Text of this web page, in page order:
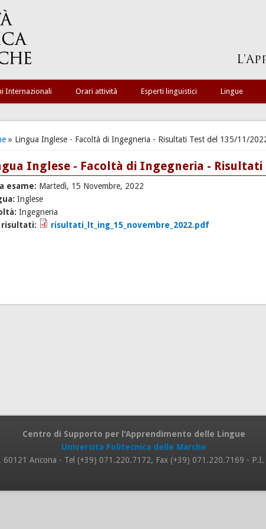
Internazionali Orari attività Esperti linguistici Lingue
qui
» Lingua Inglese - Facoltà di Ingegneria - Risultati Test del 135/11/
Inglese - Facoltà di Ingegneria - Risultati
esame: Martedì, 15 Novembre, 2022
Inglese
Ingegneria
risultati:
risultati_lt_ing_15_novembre_2022.pdf
Centro di Supporto per l'Apprendimento delle Lingue
Università Politecnica delle Marche
60121 Ancona - Tel (+39) 071.220.7172, Fax (+39) 071.220.7169 -